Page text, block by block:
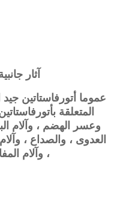
آثار
عموما أتورفاستاتين جيد
المتعلقة
وعسر الهضم ، وآلام
العدوى ، والصداع ،
، وآلام